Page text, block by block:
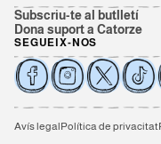
Subscriu-te al butlletí
Dona suport a Catorze
SEGUEIX-NOS
Avís legalPolítica de privacitat